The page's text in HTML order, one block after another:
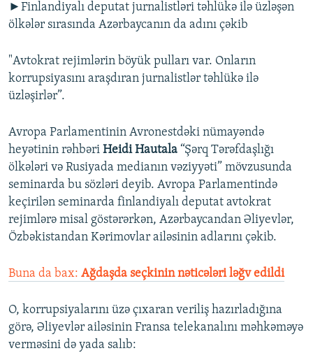
XƏBƏR BÜLLETENLƏRIMIZ
►Finlandiyalı deputat jurnalistləri təhlükə ilə üzləşən
ölkələr sırasında Azərbaycanın da adını çəkib
"Avtokrat rejimlərin böyük pulları var. Onların
korrupsiyasını araşdıran jurnalistlər təhlükə ilə
üzləşirlər”.
Avropa Parlamentinin Avronestdəki nümayəndə
heyətinin rəhbəri Heidi Hautala “Şərq Tərəfdaşlığı
ölkələri və Rusiyada medianın vəziyyəti” mövzusunda
seminarda bu sözləri deyib. Avropa Parlamentində
keçirilən seminarda finlandiyalı deputat avtokrat
rejimlərə misal göstərərkən, Azərbaycandan Əliyevlər,
Özbəkistandan Kərimovlar ailəsinin adlarını çəkib.
Buna da bax: Ağdaşda seçkinin nəticələri ləğv edildi
O, korrupsiyalarını üzə çıxaran veriliş hazırladığına
görə, Əliyevlər ailəsinin Fransa telekanalını məhkəməyə
verməsini də yada salıb: